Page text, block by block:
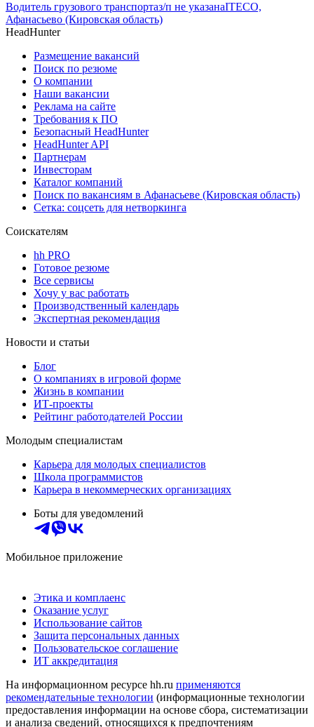
Водитель грузового транспортаз/п не указанаITECO,
Афанасьево (Кировская область)
HeadHunter
Размещение вакансий
Поиск по резюме
О компании
Наши вакансии
Реклама на сайте
Требования к ПО
Безопасный HeadHunter
HeadHunter API
Партнерам
Инвесторам
Каталог компаний
Поиск по вакансиям в Афанасьеве (Кировская область)
Сетка: соцсеть для нетворкинга
Соискателям
hh PRO
Готовое резюме
Все сервисы
Хочу у вас работать
Производственный календарь
Экспертная рекомендация
Новости и статьи
Блог
О компаниях в игровой форме
Жизнь в компании
ИТ-проекты
Рейтинг работодателей России
Молодым специалистам
Карьера для молодых специалистов
Школа программистов
Карьера в некоммерческих организациях
Боты для уведомлений
Мобильное приложение
Этика и комплаенс
Оказание услуг
Использование сайтов
Защита персональных данных
Пользовательское соглашение
ИТ аккредитация
На информационном ресурсе hh.ru применяются
рекомендательные технологии (информационные технологии
предоставления информации на основе сбора, систематизации
и анализа сведений, относящихся к предпочтениям